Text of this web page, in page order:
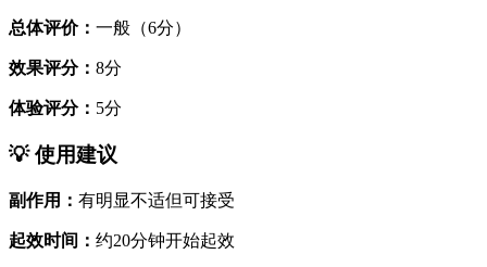
总体评价： 一般（6分）
效果评分： 8分
体验评分： 5分
💡 使用建议
副作用： 有明显不适但可接受
起效时间： 约20分钟开始起效